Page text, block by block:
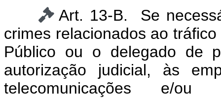
Art. 13-B. Se
crimes relacionados ao
Público ou o delegado de
autorização judicial, às
telecomunicações e/ou